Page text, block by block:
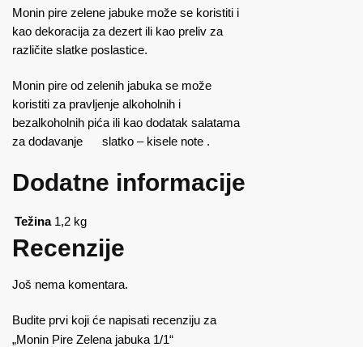
Monin pire zelene jabuke može se koristiti i
kao dekoracija za dezert ili kao preliv za
različite slatke poslastice.
Monin pire od zelenih jabuka se može
koristiti za pravljenje alkoholnih i
bezalkoholnih pića ili kao dodatak salatama
za dodavanje slatko – kisele note .
Dodatne informacije
Težina 1,2 kg
Recenzije
Još nema komentara.
Budite prvi koji će napisati recenziju za
„Monin Pire Zelena jabuka 1/1“